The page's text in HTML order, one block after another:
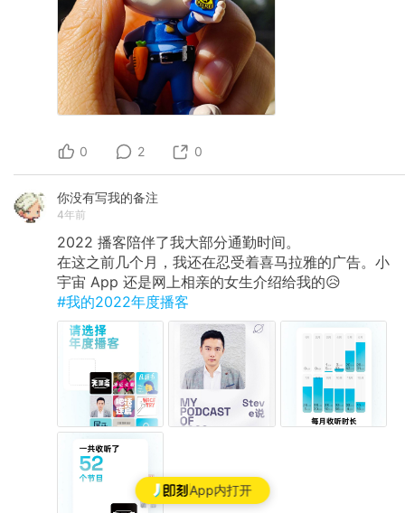
App内打开
0 2 0
你没有写我的备注
4年前
2022 播客陪伴了我大部分通勤时间。
在这之前几个月，我还在忍受着喜马拉雅的广告。小
宇宙 App 还是网上相亲的女生介绍给我的😥
#我的2022年度播客